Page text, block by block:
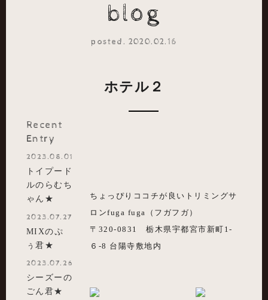
blog
posted. 2020.02.16
ホテル２
ちょっぴりココチが良いトリミングサ
ロンfuga fuga（フガフガ）
〒320-0831 栃木県宇都宮市新町1-
６-8 台陽寺敷地内
Recent
Entry
2023.08.01
トイプード
ルのらむち
ゃん★
2023.07.27
MIXのぷ
ぅ君★
2023.07.26
シーズーの
ごん君★